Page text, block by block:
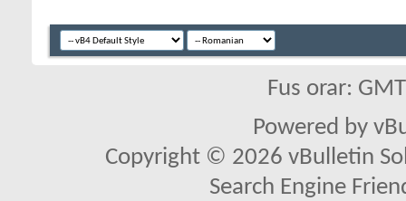
Fus orar:
Powered by
Copyright © 2026 vBulletin
Search Engine